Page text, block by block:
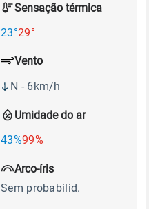
Sensação térmica
23°29°
Umidade do ar
43%99%
Vento
N - 6km/h
Arco-íris
Sem probabilid.